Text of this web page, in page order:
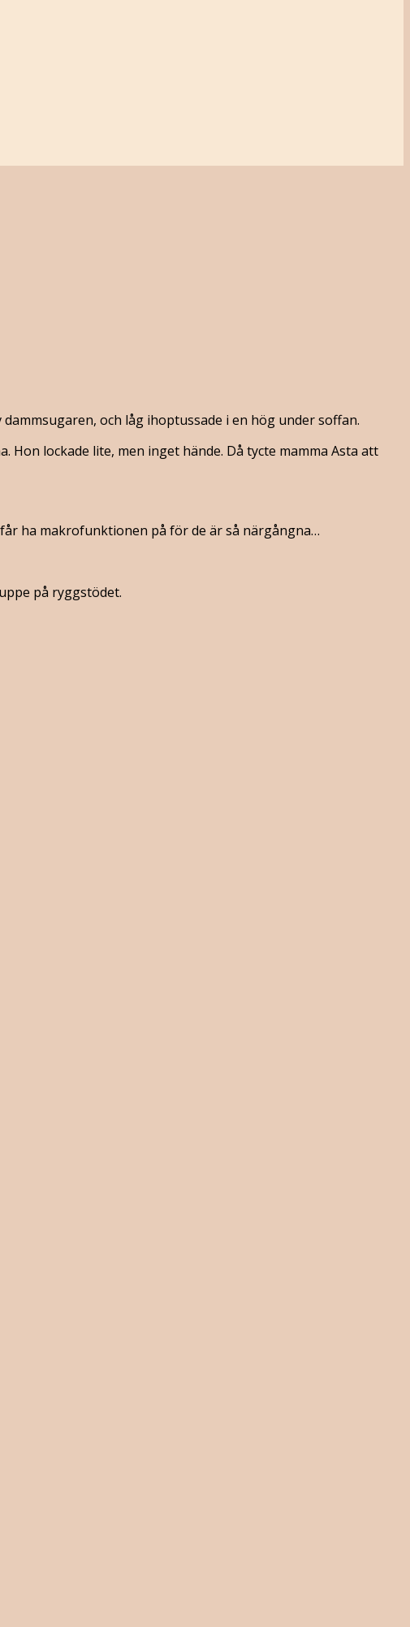
och låg ihoptussade i en hög under soffan.
lockade lite, men inget hände. Då tycte mamma Asta att
ha makrofunktionen på för de är så närgångna…
på ryggstödet.